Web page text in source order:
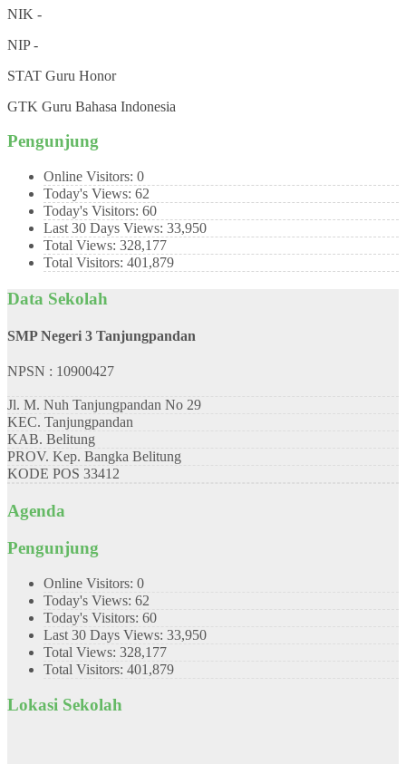
NIK -
NIP-
STAT Guru Honor
GTK Guru Bahasa Indonesia
Pengunjung
Online Visitors: 0
Today's Views: 62
Today's Visitors: 60
Last 30 Days Views: 33,950
Total Views: 328,177
Total Visitors: 401,879
Data Sekolah
SMP Negeri 3 Tanjungpandan
NPSN : 10900427
Jl. M. Nuh Tanjungpandan No 29
KEC. Tanjungpandan
KAB. Belitung
PROV. Kep. Bangka Belitung
KODE POS 33412
Agenda
Pengunjung
Online Visitors: 0
Today's Views: 62
Today's Visitors: 60
Last 30 Days Views: 33,950
Total Views: 328,177
Total Visitors: 401,879
Lokasi Sekolah